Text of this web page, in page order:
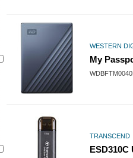
WESTERN
My
TRANSCEND
ESD310C